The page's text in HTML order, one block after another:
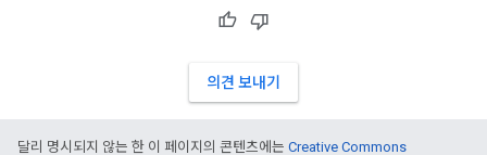
의견 보내기
달리 명시되지 않는 한 이 페이지의 콘텐츠에는 Creative Commons